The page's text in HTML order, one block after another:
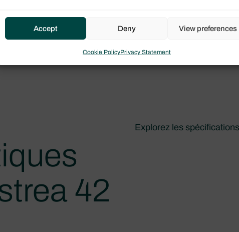
Accept Deny View preferences
Cookie PolicyPrivacy Statement
42
Explorez les